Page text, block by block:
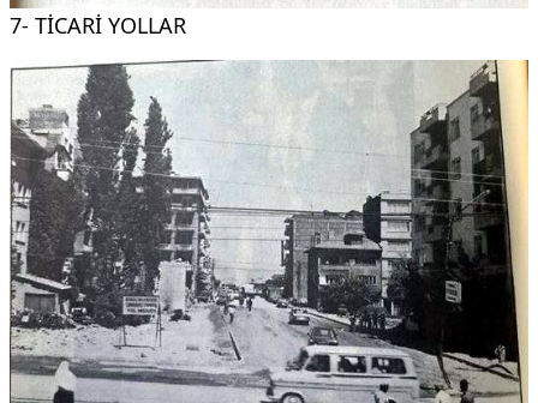
7- TİCARİ YOLLAR